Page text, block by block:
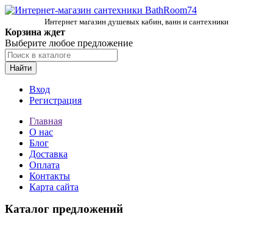
Интернет магазин душевых кабин, ванн и сантехники
Корзина ждет
Выберите любое предложение
Найти
Вход
Регистрация
Главная
О нас
Блог
Доставка
Оплата
Контакты
Карта сайта
Каталог предложений